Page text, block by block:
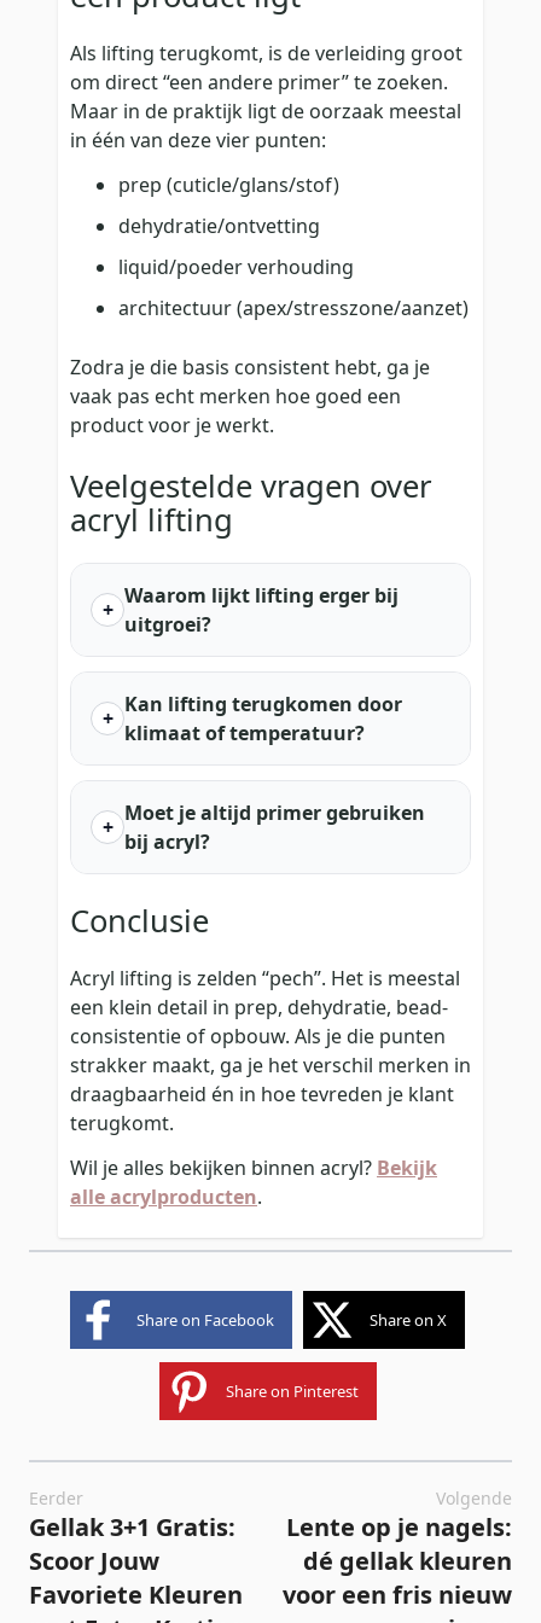
Als lifting terugkomt, is de verleiding groot
om direct “een andere primer” te zoeken.
Maar in de praktijk ligt de oorzaak meestal
in één van deze vier punten:
prep (cuticle/glans/stof)
dehydratie/ontvetting
liquid/poeder verhouding
architectuur (apex/stresszone/aanzet)
Zodra je die basis consistent hebt, ga je
vaak pas echt merken hoe goed een
product voor je werkt.
Veelgestelde vragen over
acryl lifting
Waarom lijkt lifting erger bij
uitgroei?
Kan lifting terugkomen door
klimaat of temperatuur?
Moet je altijd primer gebruiken
bij acryl?
Conclusie
Acryl lifting is zelden “pech”. Het is meestal
een klein detail in prep, dehydratie, bead-
consistentie of opbouw. Als je die punten
strakker maakt, ga je het verschil merken in
draagbaarheid én in hoe tevreden je klant
terugkomt.
Wil je alles bekijken binnen acryl? Bekijk
alle acrylproducten.
Share on Facebook Share on X
Share on Pinterest
Eerder
Gellak 3+1 Gratis:
Scoor Jouw
Favoriete Kleuren
Volgende
Lente op je nagels:
dé gellak kleuren
voor een fris nieuw